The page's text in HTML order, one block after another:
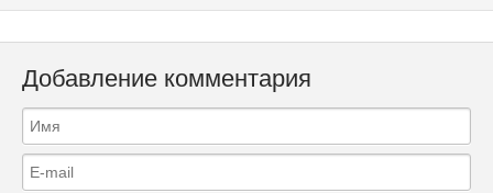
Добавление комментария